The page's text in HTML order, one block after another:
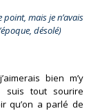
mais je n’avais
désolé)
bien m’y
tout sourire
qu’on a parlé de